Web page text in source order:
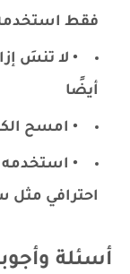
فقط
• لا تنسَ
أيضًا
• امسح
•
احترافي مثل
أسئلة